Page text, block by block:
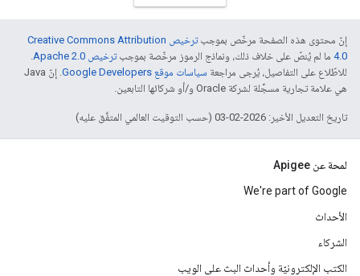
إنّ محتوى هذه الصفحة مرخّص بموجب
ترخيص Creative Commons Attribution
4.0‏ ما لم يُنصّ على خلاف ذلك، ونماذج الرموز مرخّصة بموجبترخيص Apache 2.0‏
.
للاطّلاع على التفاصيل، يُرجى مراجعة سياسات موقع Google Developers‏
. إنّ Java
هي علامة تجارية مسجَّلة لشركة Oracle و/أو شركائها التابعين.
تاريخ التعديل الأخير: 2026-02-03 (حسب التوقيت العالمي المتفَّق عليه)
لمحة عن Apigee
We're part of Google
الأحداث
الشركاء
الكتب الإلكترونيّة وأحداث البث على الويب